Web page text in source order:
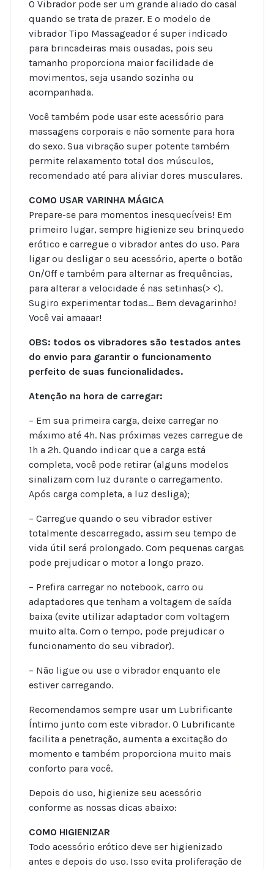
O Vibrador pode ser um grande aliado do casal
quando se trata de prazer. E o modelo de
vibrador Tipo Massageador é super indicado
para brincadeiras mais ousadas, pois seu
tamanho proporciona maior facilidade de
movimentos, seja usando sozinha ou
acompanhada.
Você também pode usar este acessório para
massagens corporais e não somente para hora
do sexo. Sua vibração super potente também
permite relaxamento total dos músculos,
recomendado até para aliviar dores musculares.
COMO USAR VARINHA MÁGICA
Prepare-se para momentos inesquecíveis! Em
primeiro lugar, sempre higienize seu brinquedo
erótico e carregue o vibrador antes do uso. Para
ligar ou desligar o seu acessório, aperte o botão
On/Off e também para alternar as frequências,
para alterar a velocidade é nas setinhas(> <).
Sugiro experimentar todas… Bem devagarinho!
Você vai amaaar!
OBS: todos os vibradores são testados antes
do envio para garantir o funcionamento
perfeito de suas funcionalidades.
Atenção na hora de carregar:
– Em sua primeira carga, deixe carregar no
máximo até 4h. Nas próximas vezes carregue de
1h a 2h. Quando indicar que a carga está
completa, você pode retirar (alguns modelos
sinalizam com luz durante o carregamento.
Após carga completa, a luz desliga);
– Carregue quando o seu vibrador estiver
totalmente descarregado, assim seu tempo de
vida útil será prolongado. Com pequenas cargas
pode prejudicar o motor a longo prazo.
– Prefira carregar no notebook, carro ou
adaptadores que tenham a voltagem de saída
baixa (evite utilizar adaptador com voltagem
muito alta. Com o tempo, pode prejudicar o
funcionamento do seu vibrador).
– Não ligue ou use o vibrador enquanto ele
estiver carregando.
Recomendamos sempre usar um Lubrificante
Íntimo junto com este vibrador. O Lubrificante
facilita a penetração, aumenta a excitação do
momento e também proporciona muito mais
conforto para você.
Depois do uso, higienize seu acessório
conforme as nossas dicas abaixo:
COMO HIGIENIZAR
Todo acessório erótico deve ser higienizado
antes e depois do uso. Isso evita proliferação de